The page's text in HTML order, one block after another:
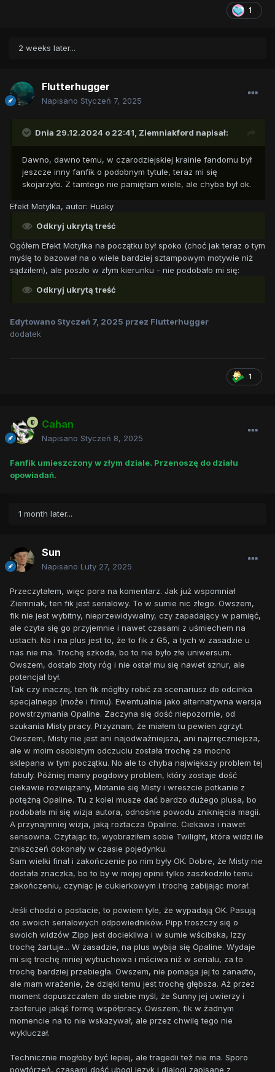
1
2 weeks later...
Flutterhugger
Napisano Styczeń 7, 2025
Dnia 29.12.2024 o 22:41, Ziemniakford napisał:
Dawno, dawno temu, w czarodziejskiej krainie fandomu był
jeszcze inny fanfik o podobnym tytule, teraz mi się
skojarzyło. Z tamtego nie pamiętam wiele, ale chyba był ok.
Efekt Motylka, autor: Husky
Odkryj ukrytą treść
Ogółem Efekt Motylka na początku był spoko (choć jak teraz o tym
myślę to bazował na o wiele bardziej sztampowym motywie niż
sądziłem), ale poszło w złym kierunku - nie podobało mi się:
Odkryj ukrytą treść
Edytowano Styczeń 7, 2025 przez Flutterhugger
dodatek
1
Cahan
Napisano Styczeń 8, 2025
Fanfik umieszczony w złym dziale. Przenoszę do działu
opowiadań.
1 month later...
Sun
Napisano Luty 27, 2025
Przeczytałem, więc pora na komentarz. Jak już wspomniał
Ziemniak, ten fik jest serialowy. To w sumie nic złego. Owszem,
fik nie jest wybitny, nieprzewidywalny, czy zapadający w pamięć,
ale czyta się go przyjemnie i nawet czasami z uśmiechem na
ustach. No i na plus jest to, że to fik z G5, a tych w zasadzie u
nas nie ma. Trochę szkoda, bo to nie było złe uniwersum.
Owszem, dostało złoty róg i nie ostał mu się nawet sznur, ale
potencjał był.
Tak czy inaczej, ten fik mógłby robić za scenariusz do odcinka
specjalnego (może i filmu). Ewentualnie jako alternatywna wersja
powstrzymania Opaline. Zaczyna się dość niepozornie, od
szukania Misty pracy. Przyznam, że miałem tu pewien zgrzyt.
Owszem, Misty nie jest ani najodważniejsza, ani najzręczniejsza,
ale w moim osobistym odczuciu została trochę za mocno
sklepana w tym początku. No ale to chyba największy problem tej
fabuły. Później mamy pogdowy problem, który zostaje dość
ciekawie rozwiązany, Motanie się Misty i wreszcie potkanie z
potężną Opaline. Tu z kolei musze dać bardzo dużego plusa, bo
podobała mi się wizja autora, odnośnie powodu zniknięcia magii.
A przynajmniej wizja, jaką roztacza Opaline. Ciekawa i nawet
sensowna. Czytając to, wyobraziłem sobie Twilight, która widzi ile
zniszczeń dokonały w czasie pojedynku.
Sam wielki finał i zakończenie po nim były OK. Dobre, że Misty nie
dostała znaczka, bo to by w mojej opinii tylko zaszkodziło temu
zakończeniu, czyniąc je cukierkowym i trochę zabijając morał.
Jeśli chodzi o postacie, to powiem tyle, że wypadają OK. Pasują
do swoich serialowych odpowiedników. Pipp troszczy się o
swoich widzów Zipp jest dociekliwa i w sumie wścibska, Izzy
trochę żartuje... W zasadzie, na plus wybija się Opaline. Wydaje
mi się trochę mniej wybuchowa i mściwa niż w serialu, za to
trochę bardziej przebiegła. Owszem, nie pomaga jej to zanadto,
ale mam wrażenie, że dzięki temu jest trochę głębsza. Aż przez
moment dopuszczałem do siebie myśl, że Sunny jej uwierzy i
zaoferuje jakąś formę współpracy. Owszem, fik w żadnym
momencie na to nie wskazywał, ale przez chwilę tego nie
wykluczał.
Technicznie mogłoby być lepiej, ale tragedii też nie ma. Sporo
powtórzeń, czasami dość ubogi język i dialogi zapisane z